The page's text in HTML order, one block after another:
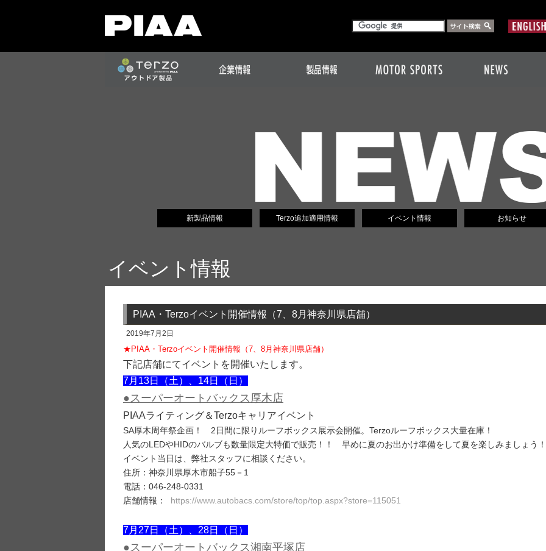
新製品情報 Terzo追加適用情報 イベント情報 お知らせ
イベント情報
PIAA・Terzoイベント開催情報（7、8月神奈川県店舗）
2019年7月2日
★PIAA・Terzoイベント開催情報（7、8月神奈川県店舗）
下記店舗にてイベントを開催いたします。
7月13日（土）、14日（日）
●スーパーオートバックス厚木店
PIAAライティング＆Terzoキャリアイベント
SA厚木周年祭企画！ 2日間に限りルーフボックス展示会開催。Terzoルーフボックス大量在庫！
人気のLEDやHIDのバルブも数量限定大特価で販売！！ 早めに夏のお出かけ準備をして夏を楽しみましょ
イベント当日は、弊社スタッフに相談ください。
住所：神奈川県厚木市船子55－1
電話：046-248-0331
店舗情報：
https://www.autobacs.com/store/top/top.aspx?store=115051
7月27日（土）、28日（日）
●スーパーオートバックス湘南平塚店